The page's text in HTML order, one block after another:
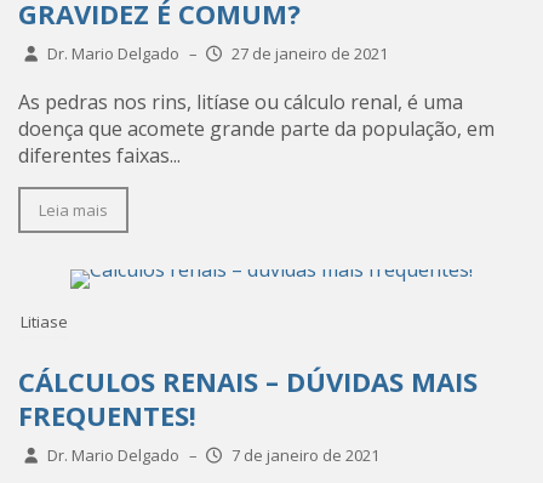
GRAVIDEZ É COMUM?
Dr. Mario Delgado – 27 de janeiro de 2021
As pedras nos rins, litíase ou cálculo renal, é uma
doença que acomete grande parte da população, em
diferentes faixas...
Leia mais
Litiase
CÁLCULOS RENAIS – DÚVIDAS MAIS
FREQUENTES!
Dr. Mario Delgado – 7 de janeiro de 2021